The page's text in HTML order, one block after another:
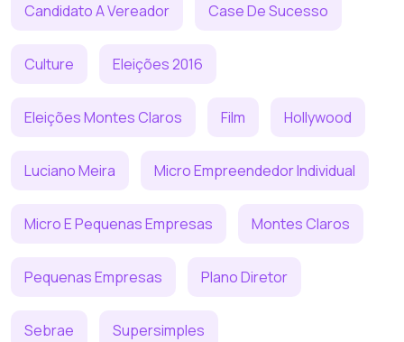
Candidato A Vereador Case De Sucesso
Culture Eleições 2016
Eleições Montes Claros Film Hollywood
Luciano Meira Micro Empreendedor Individual
Micro E Pequenas Empresas Montes Claros
Pequenas Empresas Plano Diretor
Sebrae Supersimples